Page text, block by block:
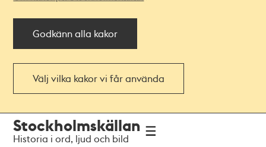
Godkänn alla kakor
Välj vilka kakor vi får använda
navigationen
huvudinnehållet
Stockholmskällan
Historia i ord, ljud och bild